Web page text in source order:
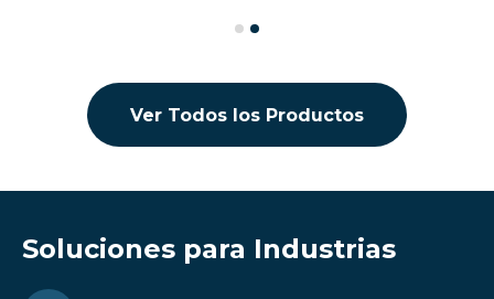
Ver Todos los Productos
Soluciones para Industrias